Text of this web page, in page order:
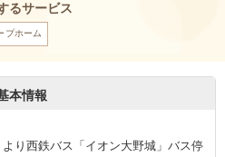
るサービス
プホーム
本情報
り西鉄バス「イオン大野城」バス停